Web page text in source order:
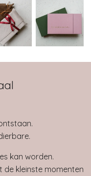
kan worden.
de kleinste momenten